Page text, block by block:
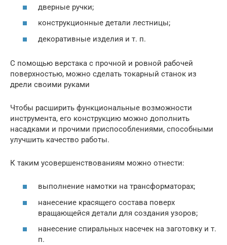
дверные ручки;
конструкционные детали лестницы;
декоративные изделия и т. п.
С помощью верстака с прочной и ровной рабочей
поверхностью, можно сделать токарный станок из
дрели своими руками
Чтобы расширить функциональные возможности
инструмента, его конструкцию можно дополнить
насадками и прочими приспособлениями, способными
улучшить качество работы.
К таким усовершенствованиям можно отнести:
выполнение намотки на трансформаторах;
нанесение красящего состава поверх
вращающейся детали для создания узоров;
нанесение спиральных насечек на заготовку и т.
п.